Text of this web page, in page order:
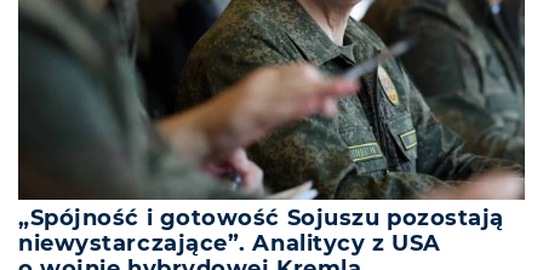
„Spójność i gotowość Sojuszu pozostają
niewystarczające”. Analitycy z USA